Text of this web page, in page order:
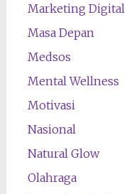
Marketing Digital
Masa Depan
Medsos
Mental Wellness
Motivasi
Nasional
Natural Glow
Olahraga